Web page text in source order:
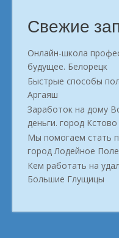
Свежие
Онлайн-школа
будущее. Белорецк
Быстрые способы
Аргаяш
Заработок на дому
деньги. город Кстово
Мы помогаем стать
город Лодейное Поле
Кем работать на
Большие Глущицы